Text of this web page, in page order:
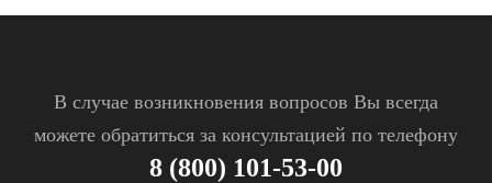
В случае возникновения вопросов Вы всегда
можете обратиться за консультацией по телефону
8 (800) 101-53-00